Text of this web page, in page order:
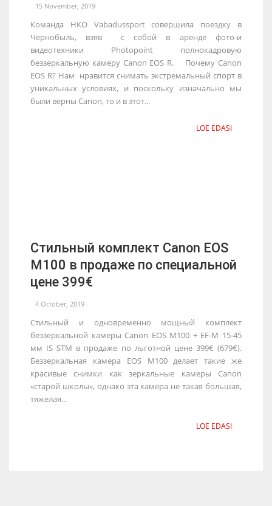
15 November, 2019
Команда НКО Vabadussport совершила поездку в
Чернобыль, взяв с собой в аренде фото-и
видеотехники Photopoint полнокадровую
беззеркальную камеру Canon EOS R. Почему Canon
EOS R? Нам нравится снимать экстремальный спорт в
уникальных условиях, и поскольку изначально мы
были верны Canon, то и в этот...
LOE EDASI
Стильный комплект Canon EOS
M100 в продаже по специальной
цене 399€
4 October, 2019
Стильный и одновременно мощный комплект
беззеркальной камеры Canon EOS M100 + EF-M 15-45
мм IS STM в продаже по льготной цене 399€ (679€).
Беззеркальная камера EOS M100 делает такие же
красивые снимки как зеркальные камеры Canon
«старой школы», однако эта камера не такая большая,
тяжелая...
LOE EDASI